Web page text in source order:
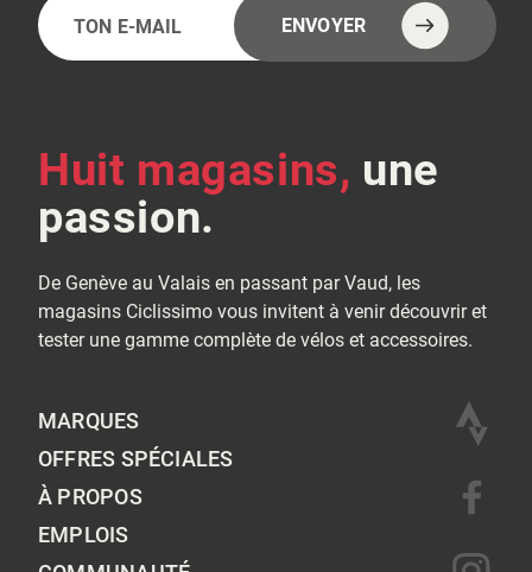
mail
(Nécessaire)
ENVOYER
Huit magasins, une
passion.
De Genève au Valais en passant par Vaud, les
magasins Ciclissimo vous invitent à venir découvrir et
tester une gamme complète de vélos et accessoires.
MARQUES
OFFRES SPÉCIALES
À PROPOS
EMPLOIS